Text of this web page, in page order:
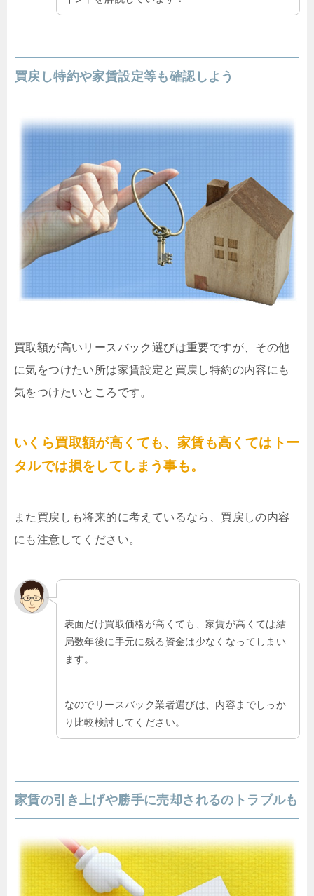
買戻し特約や家賃設定等も確認しよう
買取額が高いリースバック選びは重要ですが、その他
に気をつけたい所は家賃設定と買戻し特約の内容にも
気をつけたいところです。
いくら買取額が高くても、家賃も高くてはトー
タルでは損をしてしまう事も。
また買戻しも将来的に考えているなら、買戻しの内容
にも注意してください。
表面だけ買取価格が高くても、家賃が高くては結
局数年後に手元に残る資金は少なくなってしまい
ます。
なのでリースバック業者選びは、内容までしっか
り比較検討してください。
家賃の引き上げや勝手に売却されるのトラブルも